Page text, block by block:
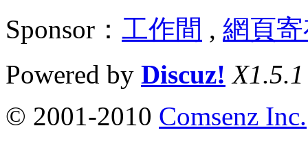
Sponsor： 工作間 , 網頁
Powered by Discuz! X1.5.1
© 2001-2010 Comsenz Inc.